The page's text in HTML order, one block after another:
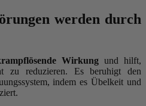
werden durch
Wirkungund hilft,
zu reduzieren. Es beruhigt den
indem es Übelkeit und